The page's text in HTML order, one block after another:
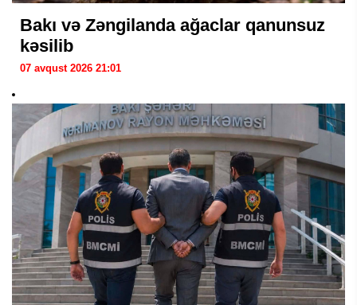
Bakı və Zəngilanda ağaclar qanunsuz
kəsilib
07 avqust 2026 21:01